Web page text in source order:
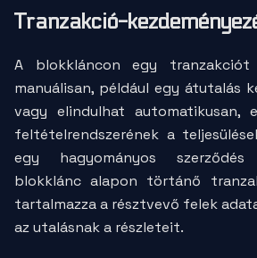
Tranzakció-
A blokkláncon egy
manuálisan, például egy átutalás
vagy elindulhat automatikusan,
feltételrendszerének a
egy hagyományos
blokklánc alapon törtánő
tartalmazza a résztvevő felek
az utalásnak a részleteit.